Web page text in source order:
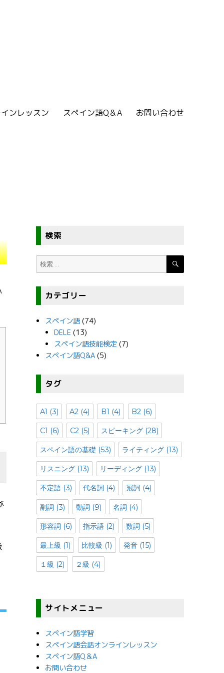
ンレッスン スペイン語Q＆A お問い合わせ
検索
検
索:
検
カテゴリー
スペイン語(74)
DELE (13)
スペイン語技能検定 (7)
スペイン語Q&A(5)
タグ
A1 (3) A2 (4) B1 (4) B2 (6)
C1 (6) C2 (5) スピーキング(28)
スペイン語の基礎 (53) ライティング (13)
リスニング(13) リーディング (13)
不定語(3) 代名詞 (4) 冠詞 (4)
副詞 (3) 動詞 (9) 名詞 (4)
形容詞 (6) 指示語 (2) 数詞 (5)
最上級 (1) 比較級 (1) 発音(15)
１級 (2) ２級 (4)
サイトメニュー
スペイン語学習
スペイン語会話オンラインレッスン
スペイン語Q＆A
お問い合わせ